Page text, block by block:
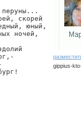
перуны...
скорей
юный,
ночей,
gippius-